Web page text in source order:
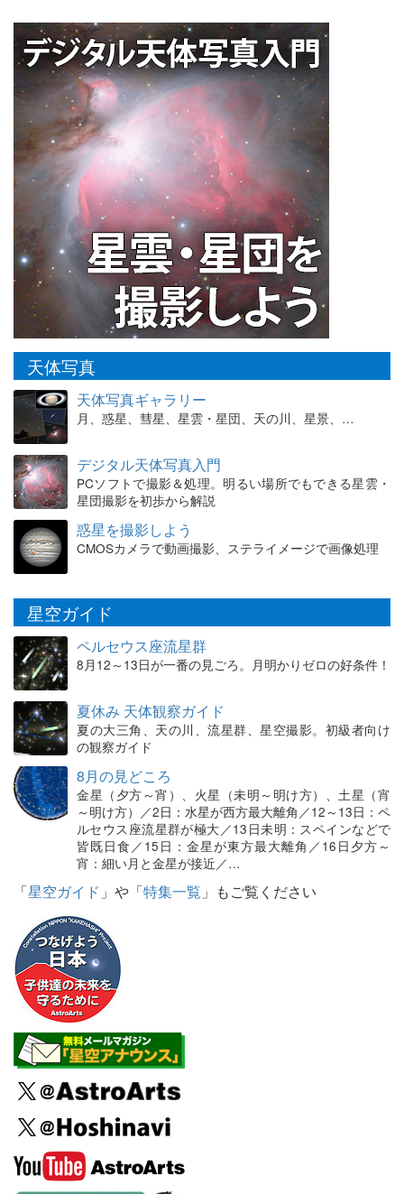
天体写真
天体写真ギャラリー
月、惑星、彗星、星雲・星団、天の川、星景、…
デジタル天体写真入門
PCソフトで撮影＆処理。明るい場所でもできる星雲・
星団撮影を初歩から解説
惑星を撮影しよう
CMOSカメラで動画撮影、ステライメージで画像処理
星空ガイド
ペルセウス座流星群
8月12～13日が一番の見ごろ。月明かりゼロの好条件！
夏休み 天体観察ガイド
夏の大三角、天の川、流星群、星空撮影。初級者向け
の観察ガイド
8月の見どころ
金星（夕方～宵）、火星（未明～明け方）、土星（宵
～明け方）／2日：水星が西方最大離角／12～13日：ペ
ルセウス座流星群が極大／13日未明：スペインなどで
皆既日食／15日：金星が東方最大離角／16日夕方～
宵：細い月と金星が接近／…
「星空ガイド 」や「特集一覧 」もご覧ください